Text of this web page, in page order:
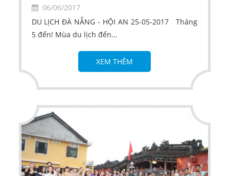
06/06/2017
DU LỊCH ĐÀ NẴNG - HỘI AN 25-05-2017 Tháng
5 đến! Mùa du lịch đến...
XEM THÊM